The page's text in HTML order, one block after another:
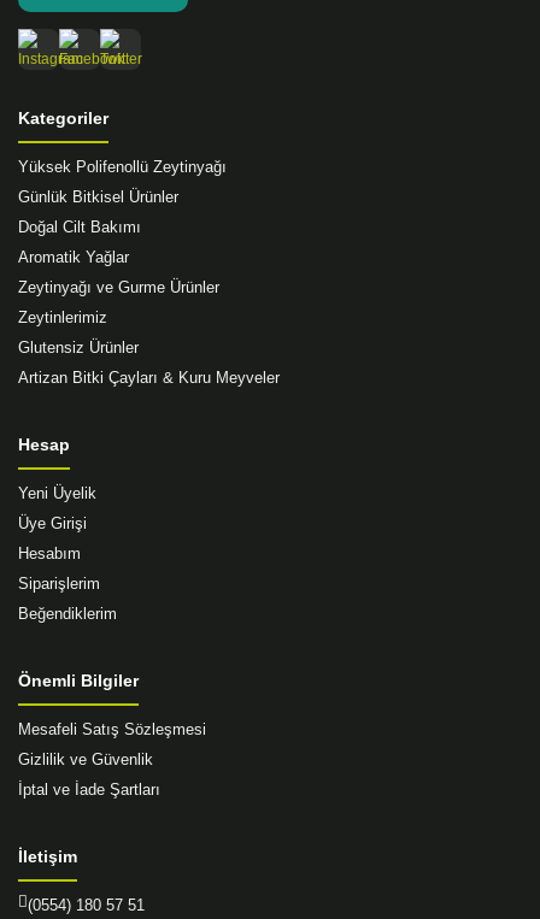
Kategoriler
Yüksek Polifenollü Zeytinyağı
Günlük Bitkisel Ürünler
Doğal Cilt Bakımı
Aromatik Yağlar
Zeytinyağı ve Gurme Ürünler
Zeytinlerimiz
Glutensiz Ürünler
Artizan Bitki Çayları & Kuru Meyveler
Hesap
Yeni Üyelik
Üye Girişi
Hesabım
Siparişlerim
Beğendiklerim
Önemli Bilgiler
Mesafeli Satış Sözleşmesi
Gizlilik ve Güvenlik
İptal ve İade Şartları
İletişim
(0554) 180 57 51